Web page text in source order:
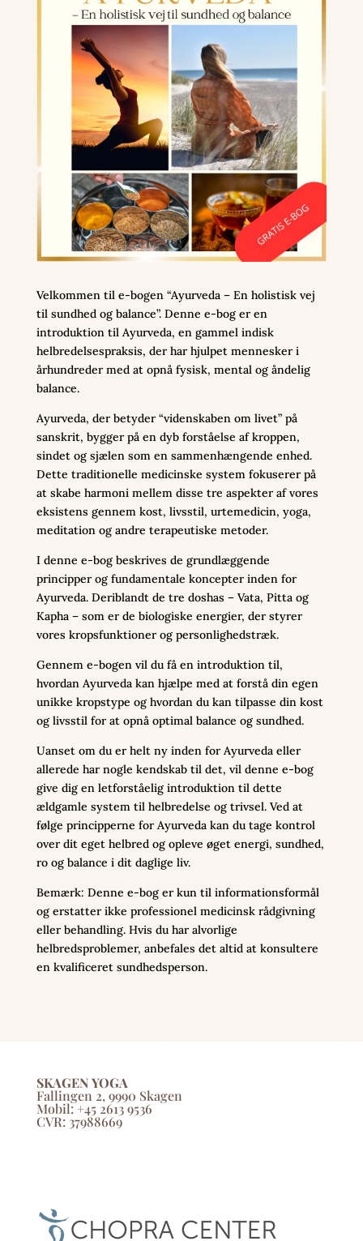
Velkommen til e-bogen “Ayurveda – En holistisk vej
til sundhed og balance”. Denne e-bog er en
introduktion til Ayurveda, en gammel indisk
helbredelsespraksis, der har hjulpet mennesker i
århundreder med at opnå fysisk, mental og åndelig
balance.
Ayurveda, der betyder “videnskaben om livet” på
sanskrit, bygger på en dyb forståelse af kroppen,
sindet og sjælen som en sammenhængende enhed.
Dette traditionelle medicinske system fokuserer på
at skabe harmoni mellem disse tre aspekter af vores
eksistens gennem kost, livsstil, urtemedicin, yoga,
meditation og andre terapeutiske metoder.
I denne e-bog beskrives de grundlæggende
principper og fundamentale koncepter inden for
Ayurveda. Deriblandt de tre doshas – Vata, Pitta og
Kapha – som er de biologiske energier, der styrer
vores kropsfunktioner og personlighedstræk.
Gennem e-bogen vil du få en introduktion til,
hvordan Ayurveda kan hjælpe med at forstå din egen
unikke kropstype og hvordan du kan tilpasse din kost
og livsstil for at opnå optimal balance og sundhed.
Uanset om du er helt ny inden for Ayurveda eller
allerede har nogle kendskab til det, vil denne e-bog
give dig en letforståelig introduktion til dette
ældgamle system til helbredelse og trivsel. Ved at
følge principperne for Ayurveda kan du tage kontrol
over dit eget helbred og opleve øget energi, sundhed,
ro og balance i dit daglige liv.
Bemærk: Denne e-bog er kun til informationsformål
og erstatter ikke professionel medicinsk rådgivning
eller behandling. Hvis du har alvorlige
helbredsproblemer, anbefales det altid at konsultere
en kvalificeret sundhedsperson.
SKAGEN YOGA
Fallingen 2, 9990 Skagen
Mobil: +45 2613 9536
CVR: 37988669